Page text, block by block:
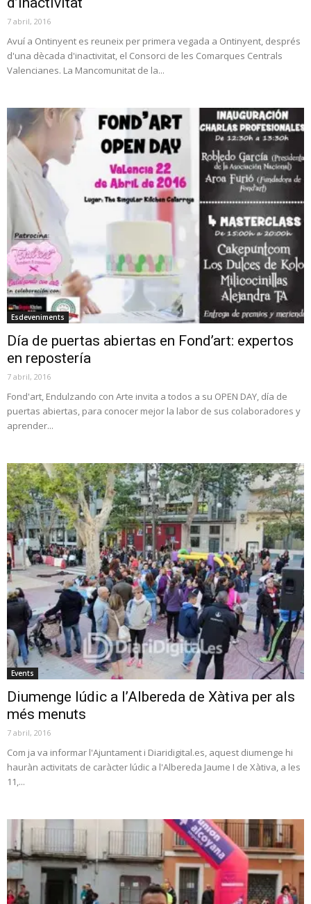
7 abril, 2016
Avuí a Ontinyent es reuneix per primera vegada a Ontinyent, després
d'una dècada d'inactivitat, el Consorci de les Comarques Centrals
Valencianes. La Mancomunitat de la...
Esdeveniments
Día de puertas abiertas en Fond’art: expertos
en repostería
7 abril, 2016
Fond'art, Endulzando con Arte invita a todos a su OPEN DAY, día de
puertas abiertas, para conocer mejor la labor de sus colaboradores y
aprender...
Events
Diumenge lúdic a l’Albereda de Xàtiva per als
més menuts
7 abril, 2016
Com ja va informar l'Ajuntament i Diaridigital.es, aquest diumenge hi
hauràn activitats de caràcter lúdic a l'Albereda Jaume I de Xàtiva, a les
11,...